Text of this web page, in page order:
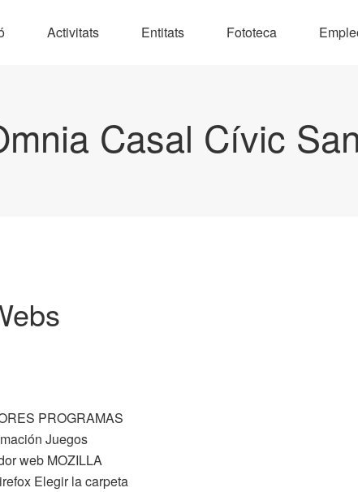
Activitats Entitats Fototeca
Casal Cívic
PROGRAMAS
Juegos
web MOZILLA
Elegir la carpeta